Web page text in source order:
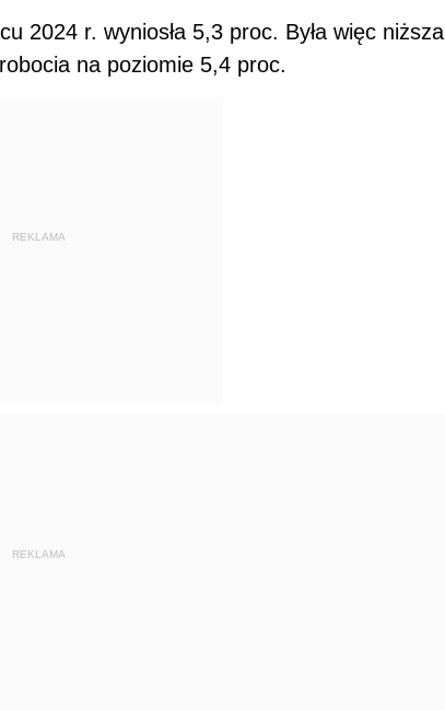
2024 r. wyniosła 5,3 proc. Była więc niższa
na poziomie 5,4 proc.
REKLAMA
REKLAMA